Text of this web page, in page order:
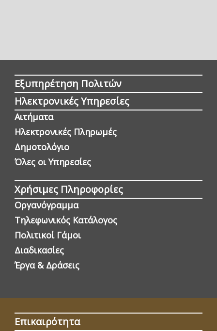
Εξυπηρέτηση Πολιτών
Ηλεκτρονικές Υπηρεσίες
Αιτήματα
Ηλεκτρονικές Πληρωμές
Δημοτολόγιο
Όλες οι Yπηρεσίες
Χρήσιμες Πληροφορίες
Οργανόγραμμα
Τηλεφωνικός Κατάλογος
Πολιτικοί Γάμοι
Διαδικασίες
Έργα & Δράσεις
Επικαιρότητα